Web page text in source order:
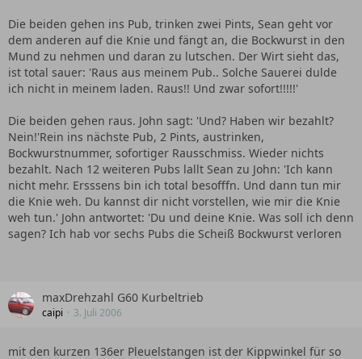
Die beiden gehen ins Pub, trinken zwei Pints, Sean geht vor
dem anderen auf die Knie und fängt an, die Bockwurst in den
Mund zu nehmen und daran zu lutschen. Der Wirt sieht das,
ist total sauer: 'Raus aus meinem Pub.. Solche Sauerei dulde
ich nicht in meinem laden. Raus!! Und zwar sofort!!!!!'
Die beiden gehen raus. John sagt: 'Und? Haben wir bezahlt?
Nein!'Rein ins nächste Pub, 2 Pints, austrinken,
Bockwurstnummer, sofortiger Rausschmiss. Wieder nichts
bezahlt. Nach 12 weiteren Pubs lallt Sean zu John: 'Ich kann
nicht mehr. Ersssens bin ich total besofffn. Und dann tun mir
die Knie weh. Du kannst dir nicht vorstellen, wie mir die Knie
weh tun.' John antwortet: 'Du und deine Knie. Was soll ich denn
sagen? Ich hab vor sechs Pubs die Scheiß Bockwurst verloren
maxDrehzahl G60 Kurbeltrieb
caipi 3. Juli 2006
mit den kurzen 136er Pleuelstangen ist der Kippwinkel für so